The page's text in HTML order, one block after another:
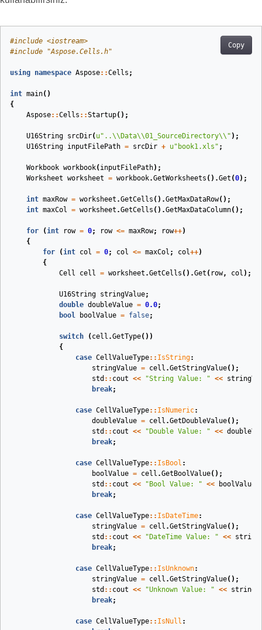
Copy
#include <iostream>
#include "Aspose.Cells.h"
using namespace Aspose::Cells ;
int main()
{
Aspose::Cells ::Startup();
U16String srcDir( u"..\\ Data\\01_SourceDirectory\\ " ) ;
U16String inputFilePath = srcDir + u"book1.xls" ;
Workbook workbook( inputFilePath) ;
Worksheet worksheet = workbook.GetWorksheets ().Get (0);
int maxRow = worksheet .GetCells ().GetMaxDataRow();
int maxCol = worksheet .GetCells ().GetMaxDataColumn();
for (int row = 0; row <= maxRow; row++)
{
for
(int col = 0; col <= maxCol ; col++)
{
Cell
cell = worksheet .GetCells ().Get ( row, col );
U16String stringValue;
double doubleValue = 0.0;
bool
boolValue = false;
switch ( cell .GetType())
{
case CellValueType:: IsString:
stringValue = cell .GetStringValue();
std :: cout << "String Value: " <<
break;
case CellValueType:: IsNumeric:
doubleValue = cell .GetDoubleValue();
std :: cout << "Double Value: " <<
break;
case CellValueType:: IsBool :
boolValue = cell .GetBoolValue();
std :: cout << "Bool Value: " << boolValue
break;
case CellValueType:: IsDateTime:
stringValue = cell .GetStringValue();
std :: cout << "DateTime Value: " <<
break;
case CellValueType:: IsUnknown:
stringValue = cell .GetStringValue();
std :: cout << "Unknown Value: " <<
break;
case CellValueType:: IsNull :